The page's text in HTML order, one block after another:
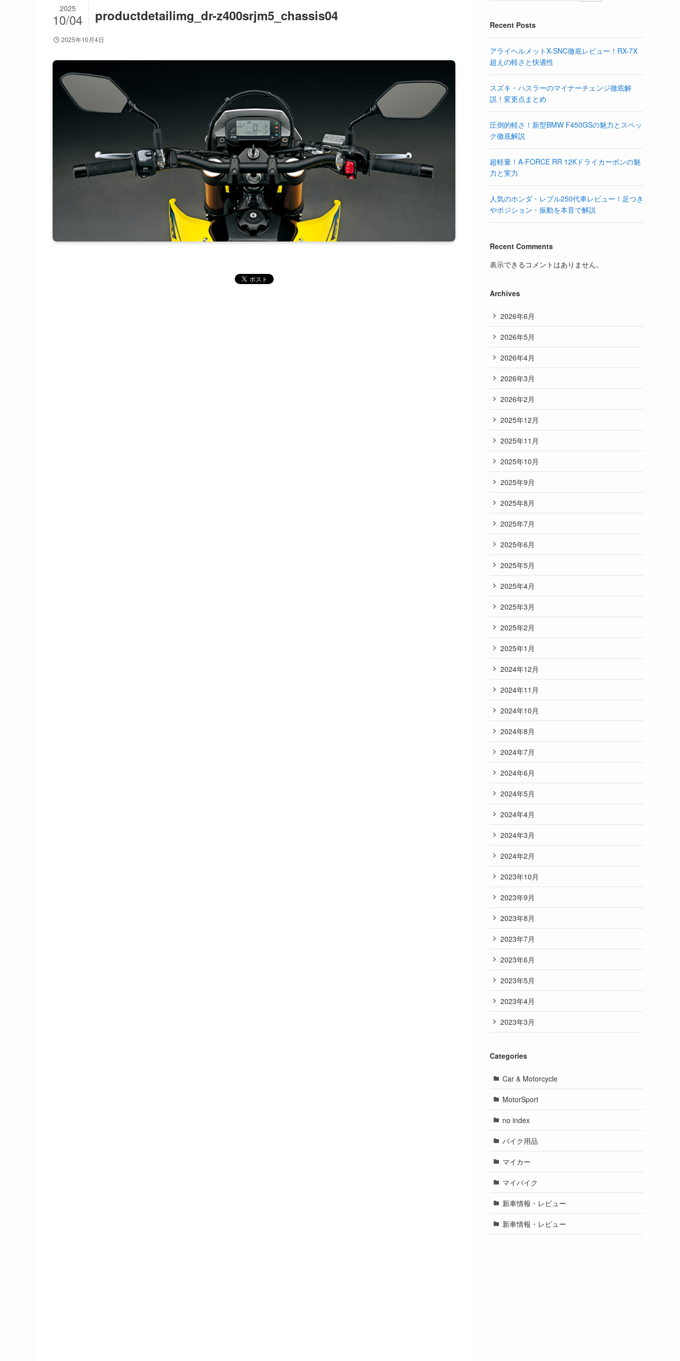
productdetailimg_dr-z400srjm5_chassis04
2025
10/04
2025年10月4日
Recent Posts
アライヘルメットX-SNC徹底レビュー！RX-7X
超えの軽さと快適性
スズキ・ハスラーのマイナーチェンジ徹底解
説！変更点まとめ
圧倒的軽さ！新型BMW F450GSの魅力とスペッ
ク徹底解説
超軽量！A-FORCE RR 12Kドライカーボンの魅
力と実力
人気のホンダ・レブル250代車レビュー！足つき
やポジション・振動を本音で解説
Recent Comments
表示できるコメントはありません。
Archives
2026年6月
2026年5月
2026年4月
2026年3月
2026年2月
2025年12月
2025年11月
2025年10月
2025年9月
2025年8月
2025年7月
2025年6月
2025年5月
2025年4月
2025年3月
2025年2月
2025年1月
2024年12月
2024年11月
2024年10月
2024年8月
2024年7月
2024年6月
2024年5月
2024年4月
2024年3月
2024年2月
2023年10月
2023年9月
2023年8月
2023年7月
2023年6月
2023年5月
2023年4月
2023年3月
Categories
Car & Motorcycle
MotorSport
no index
バイク用品
マイカー
マイバイク
新車情報・レビュー
新車情報・レビュー